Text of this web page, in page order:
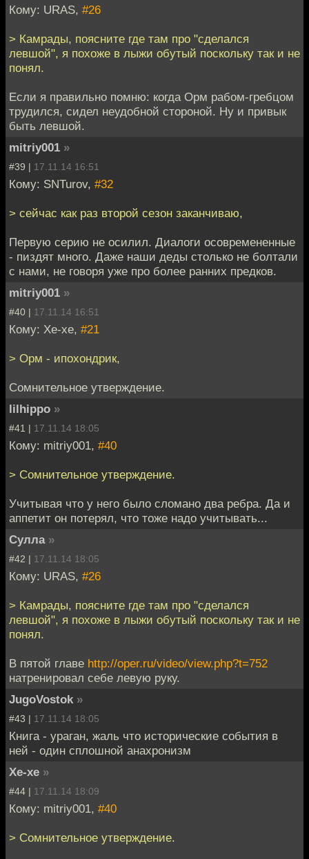
Кому: URAS, #26
> Камрады, поясните где там про "сделался
левшой", я похоже в лыжи обутый поскольку так и не
понял.
Если я правильно помню: когда Орм рабом-гребцом
трудился, сидел неудобной стороной. Ну и привык
быть левшой.
mitriy001 »
#39 | 17.11.14 16:51
Кому: SNTurov, #32
> сейчас как раз второй сезон заканчиваю,
Первую серию не осилил. Диалоги осовремененные
- пиздят много. Даже наши деды столько не болтали
с нами, не говоря уже про более ранних предков.
mitriy001 »
#40 | 17.11.14 16:51
Кому: Хе-хе, #21
> Орм - ипохондрик,
Сомнительное утверждение.
lilhippo »
#41 | 17.11.14 18:05
Кому: mitriy001, #40
> Сомнительное утверждение.
Учитывая что у него было сломано два ребра. Да и
аппетит он потерял, что тоже надо учитывать...
Сулла »
#42 | 17.11.14 18:05
Кому: URAS, #26
> Камрады, поясните где там про "сделался
левшой", я похоже в лыжи обутый поскольку так и не
понял.
В пятой главе http://oper.ru/video/view.php?t=752
натренировал себе левую руку.
JugoVostok »
#43 | 17.11.14 18:05
Книга - ураган, жаль что исторические события в
ней - один сплошной анахронизм
Хе-хе »
#44 | 17.11.14 18:09
Кому: mitriy001, #40
> Сомнительное утверждение.